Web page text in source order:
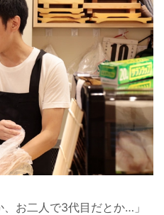
、お二人で3代目だとか…」